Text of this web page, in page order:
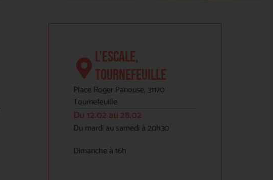
L'ESCALE,
TOURNEFEUILLE
Place Roger Panouse, 31170
Tournefeuille
Du 12.02 au 28.02
Du mardi au samedi à 20h30
Dimanche à 16h